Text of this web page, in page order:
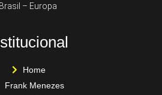
Brasil – Europa
Home
Frank Menezes